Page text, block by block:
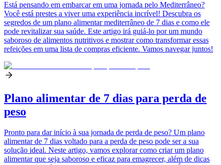
Está pensando em embarcar em uma jornada pelo Mediterrâneo?
Você está prestes a viver uma experiência incrível! Descubra os
segredos de um plano alimentar mediterrâneo de 7 dias e como ele
pode revitalizar sua saúde. Este artigo irá guiá-lo por um mundo
saboroso de alimentos nutritivos e mostrar como transformar essas
refeições em uma lista de compras eficiente. Vamos navegar juntos!
Plano alimentar de 7 dias para perda de
peso
Pronto para dar início à sua jornada de perda de peso? Um plano
alimentar de 7 dias voltado para a perda de peso pode ser a sua
solução ideal. Neste artigo, vamos explorar como criar um plano
alimentar que seja saboroso e eficaz para emagrecer, além de dicas